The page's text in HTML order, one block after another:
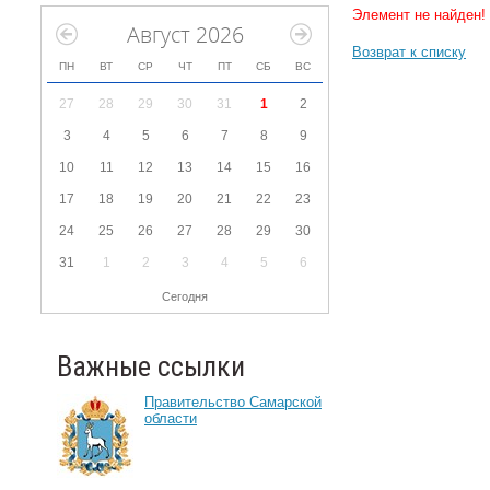
Август 2026
ПН ВТ СР ЧТ ПТ СБ ВС
27 28 29 30 31 1 2
3 4 5 6 7 8 9
10 11 12 13 14 15 16
17 18 19 20 21 22 23
24 25 26 27 28 29 30
31 1 2 3 4 5 6
Сегодня
Важные ссылки
Правительство Самарской
области
Элемент не найден!
Возврат к списку